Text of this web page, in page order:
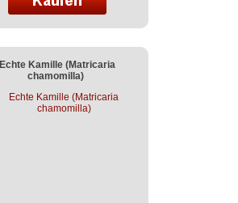
Echte Kamille (Matricaria
chamomilla)